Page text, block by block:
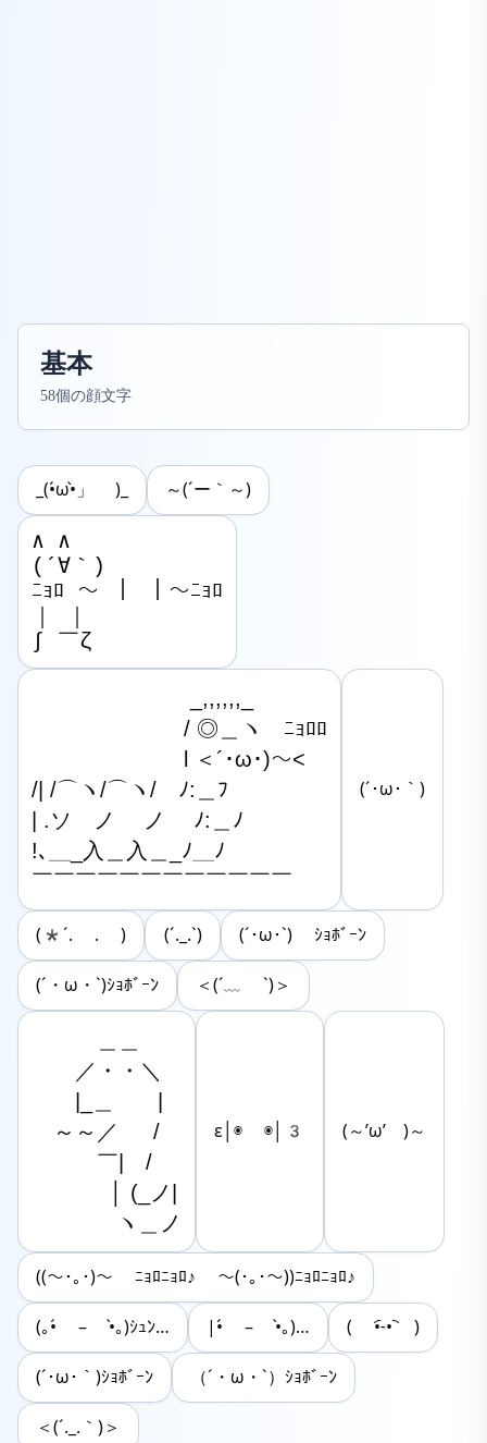
基本
58個の顔文字
_(•́ω•̀」 )_ ～(´ー｀～)
∧ ∧
(´∀｀)
ﾆｮﾛ ～ ｜ ｜～ﾆｮﾛ
∫ ￣ζ
_,,,,,,_
/ ◎＿ヽ　ﾆｮﾛﾛ
l ＜´･ω･)～<
/| /⌒ヽ/⌒ヽ/　ﾉ:＿ﾌ
| .ソ　ノ　 ノ　 ﾉ:＿ﾉ
!､＿_入＿入＿_ﾉ＿ﾉ
￣￣￣￣￣￣￣￣￣￣￣￣
(´･ω･｀)
(*´. . ) (´._.`) (´･ω･`) ｼｮﾎﾞｰﾝ
(´・ω・`)ｼｮﾎﾞｰﾝ ＜(´﹏ `)＞
／・・＼
～～／ 　 /
￣|　/
│ (_ノ|
ヽ＿ノ
ε│◉ ◉│3 (～’ω’ )～
((～･｡･)～ ﾆｮﾛﾆｮﾛ♪ ～(･｡･～))ﾆｮﾛﾆｮﾛ♪
(｡•́ – •̀｡)ｼｭﾝ… |•́ – •̀｡)… ( •︠˗•︡ )
(´･ω･｀)ｼｮﾎﾞｰﾝ （´・ω・`）ｼｮﾎﾞｰﾝ
＜(´._.｀)＞